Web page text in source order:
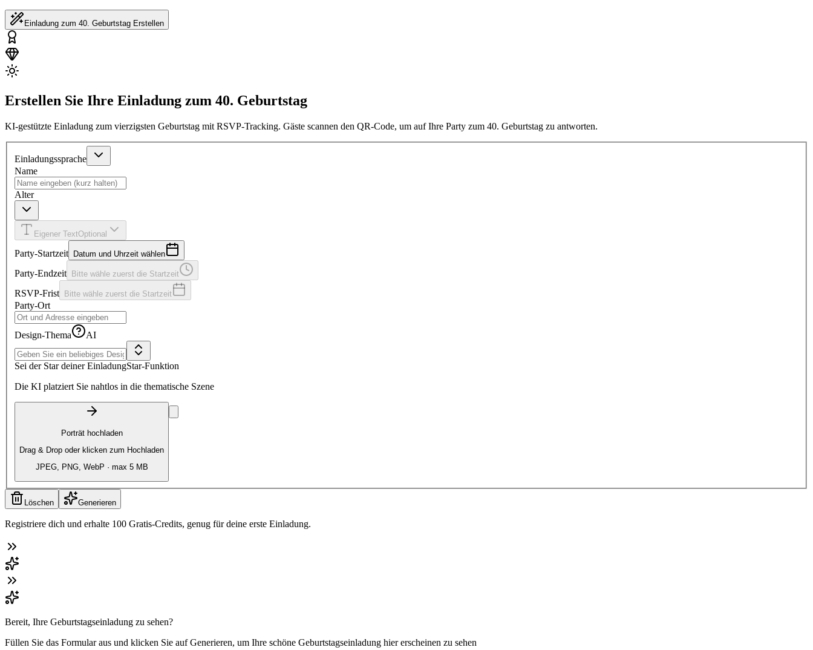
Einladung zum 40. Geburtstag Erstellen
Erstellen Sie Ihre Einladung zum 40. Geburtstag
KI-gestützte Einladung zum vierzigsten Geburtstag mit RSVP-Tracking. Gäste scannen den QR-Code, um auf Ihre Party zum 40. Geburtstag zu antworten.
Einladungssprache
Name
Alter
Eigener TextOptional
Party-Startzeit Datum und Uhrzeit wählen
Party-Endzeit Bitte wähle zuerst die Startzeit
RSVP-Frist Bitte wähle zuerst die Startzeit
Party-Ort
Design-Thema AI
Sei der Star deiner EinladungStar-Funktion
Die KI platziert Sie nahtlos in die thematische Szene
Porträt hochladen
Drag & Drop oder klicken zum Hochladen
JPEG, PNG, WebP · max 5 MB
Löschen Generieren
Registriere dich und erhalte 100 Gratis-Credits, genug für deine erste Einladung.
Bereit, Ihre Geburtstagseinladung zu sehen?
Füllen Sie das Formular aus und klicken Sie auf Generieren, um Ihre schöne Geburtstagseinladung hier erscheinen zu sehen